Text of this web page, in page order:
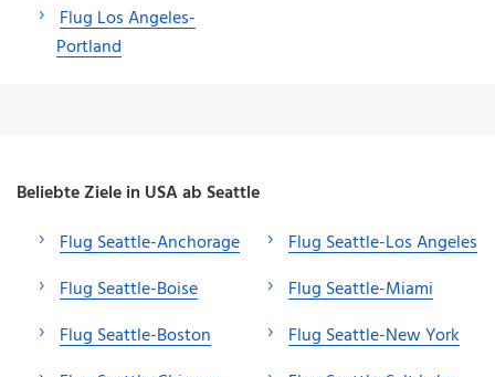
Flug Los Angeles-
Portland
Beliebte Ziele in USA ab Seattle
Flug Seattle-Anchorage
Flug Seattle-Boise
Flug Seattle-Boston
Flug Seattle-Los Angeles
Flug Seattle-Miami
Flug Seattle-New York